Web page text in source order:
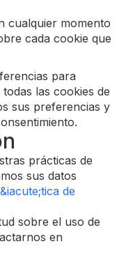
cualquier momento
cada cookie que
para
las cookies de
sus preferencias y
prácticas de
sus datos
de
sobre el uso de
en